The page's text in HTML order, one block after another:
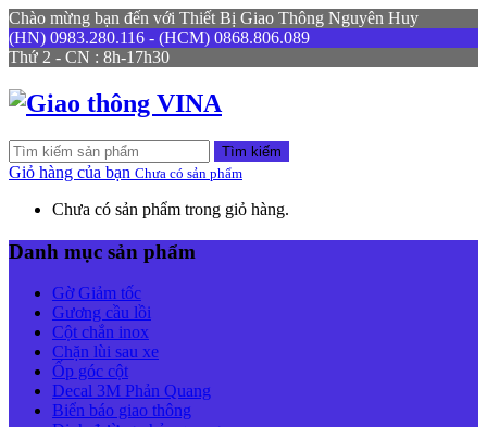
Chào mừng bạn đến với Thiết Bị Giao Thông Nguyên Huy
(HN) 0983.280.116 - (HCM) 0868.806.089
Thứ 2 - CN : 8h-17h30
Tìm kiếm
Giỏ hàng của bạn Chưa có sản phẩm
Chưa có sản phẩm trong giỏ hàng.
Danh mục sản phẩm
Gờ Giảm tốc
Gương cầu lồi
Cột chắn inox
Chặn lùi sau xe
Ốp góc cột
Decal 3M Phản Quang
Biển báo giao thông